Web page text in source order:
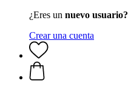
¿Eres un nuevo usuario?
Crear una cuenta